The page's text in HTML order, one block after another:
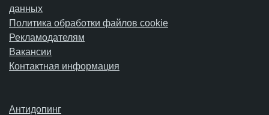
данных
Политика обработки файлов cookie
Рекламодателям
Вакансии
Контактная информация
Антидопинг